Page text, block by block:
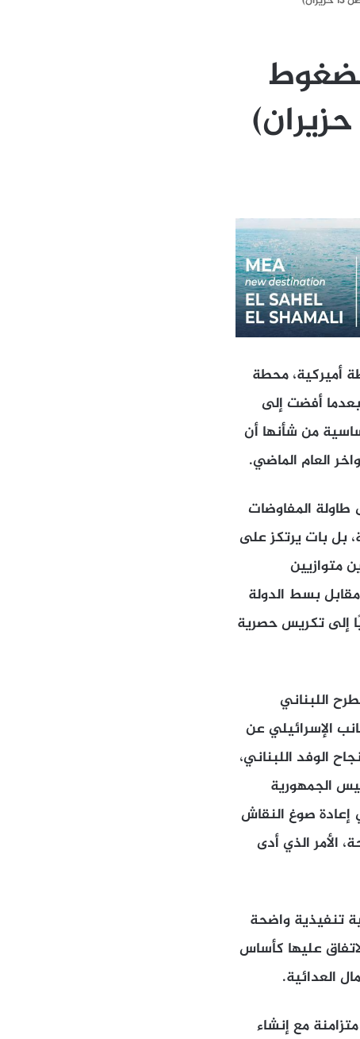
أميركية، محطة
أفضت إلى
من شأنها أن
العام الماضي.
طاولة المفاوضات
بل بات يرتكز على
متوازيين
بسط الدولة
إلى تكريس حصرية
اللبناني
الإسرائيلي عن
الوفد اللبناني،
الجمهورية
إعادة صوغ النقاش
الأمر الذي أدى
تنفيذية واضحة
عليها كأساس
العدائية.
مع إنشاء